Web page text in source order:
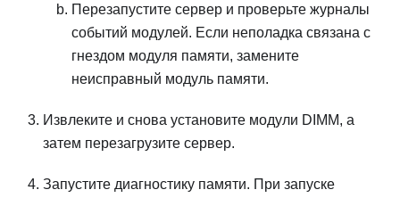
Перезапустите сервер и проверьте журналы
событий модулей. Если неполадка связана с
гнездом модуля памяти, замените
неисправный модуль памяти.
Извлеките и снова установите модули DIMM, а
затем перезагрузите сервер.
Запустите диагностику памяти. При запуске